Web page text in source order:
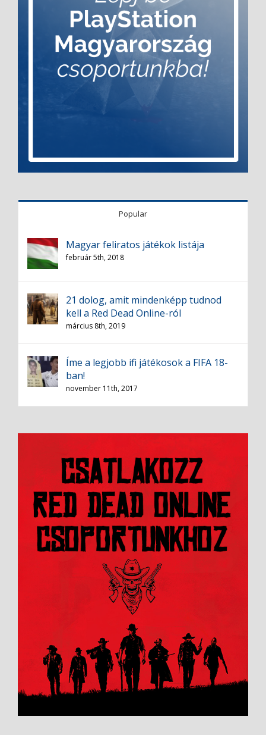
Popular
Magyar feliratos játékok listája
február 5th, 2018
21 dolog, amit mindenképp tudnod
kell a Red Dead Online-ról
március 8th, 2019
Íme a legjobb ifi játékosok a FIFA 18-
ban!
november 11th, 2017